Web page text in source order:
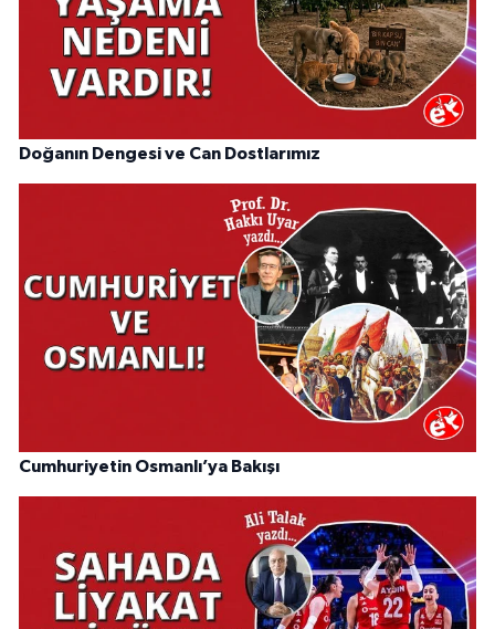
Doğanın Dengesi ve Can Dostlarımız
Cumhuriyetin Osmanlı’ya Bakışı